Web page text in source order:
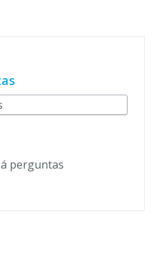
perguntas